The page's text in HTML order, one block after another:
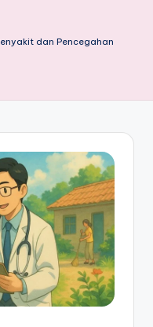
dan Pencegahan